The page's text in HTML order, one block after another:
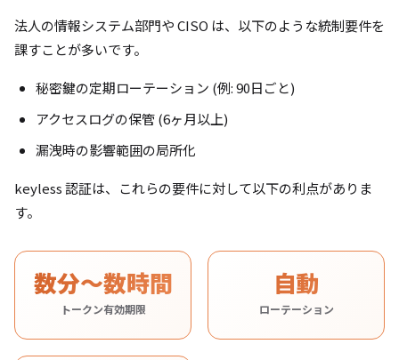
法人の情報システム部門や CISO は、以下のような統制要件を
課すことが多いです。
秘密鍵の定期ローテーション (例: 90日ごと)
アクセスログの保管 (6ヶ月以上)
漏洩時の影響範囲の局所化
keyless 認証は、これらの要件に対して以下の利点がありま
す。
数分〜数時間
トークン有効期限
自動
ローテーション